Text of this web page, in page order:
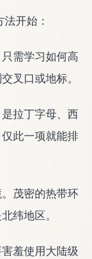
开始：
需学习如何高
叉口或地标。
拉丁字母、西
此一项就能排
茂密的热带环
纬地区。
羞使用大陆级